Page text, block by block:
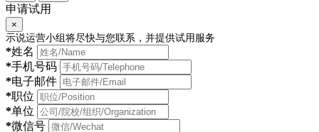
申请试用
×
示说运营小组将尽快与您联系，并提供试用服务
*姓名
*手机号码
*电子邮件
*职位
*单位
*微信号